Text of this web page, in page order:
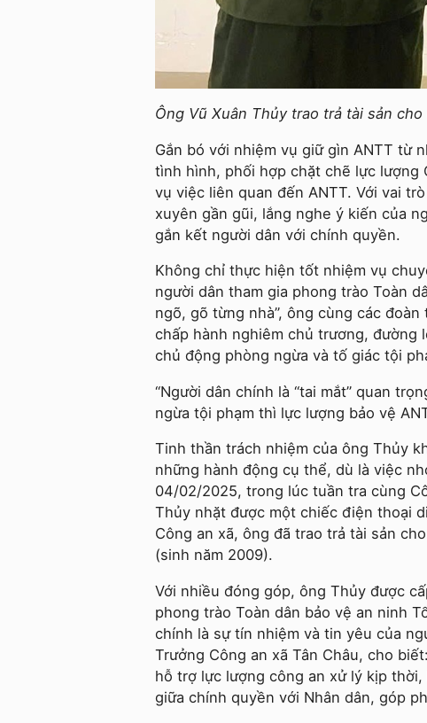
Ông Vũ Xuân Thủy trao trả tài sản
Gắn bó với nhiệm vụ giữ gìn ANTT từ
tình hình, phối hợp chặt chẽ lực lượng
vụ việc liên quan đến ANTT. Với vai
xuyên gần gũi, lắng nghe ý kiến của
gắn kết người dân với chính quyền.
Không chỉ thực hiện tốt nhiệm vụ
người dân tham gia phong trào Toàn
ngõ, gõ từng nhà”, ông cùng các
chấp hành nghiêm chủ trương, đường
chủ động phòng ngừa và tố giác tội
“Người dân chính là “tai mắt” quan
ngừa tội phạm thì lực lượng bảo vệ
Tinh thần trách nhiệm của ông Thủy
những hành động cụ thể, dù là việc
04/02/2025, trong lúc tuần tra cùng
Thủy nhặt được một chiếc điện thoại
Công an xã, ông đã trao trả tài sản
(sinh năm 2009).
Với nhiều đóng góp, ông Thủy được
phong trào Toàn dân bảo vệ an ninh
chính là sự tín nhiệm và tin yêu của
Trưởng Công an xã Tân Châu, cho
hỗ trợ lực lượng công an xử lý kịp
giữa chính quyền với Nhân dân, góp